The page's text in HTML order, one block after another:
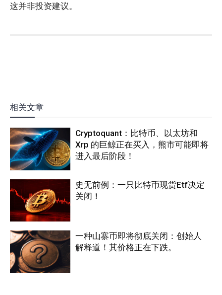
这并非投资建议。
相关文章
Cryptoquant：比特币、以太坊和
Xrp 的巨鲸正在买入，熊市可能即将
进入最后阶段！
史无前例：一只比特币现货Etf决定
关闭！
一种山寨币即将彻底关闭：创始人
解释道！其价格正在下跌。